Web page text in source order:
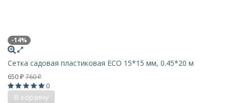
-14%
Сетка садовая пластиковая ECO 15*15 мм, 0.45*20 м
650 ₽ 760₽
0
В корзину